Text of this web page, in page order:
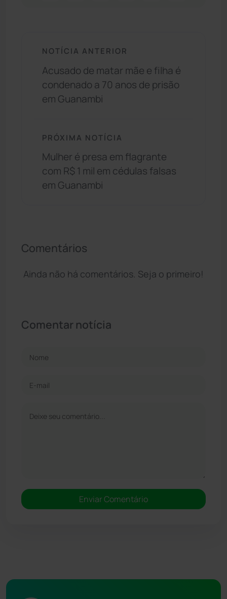
NOTÍCIA ANTERIOR
Acusado de matar mãe e filha é
condenado a 70 anos de prisão
em Guanambi
PRÓXIMA NOTÍCIA
Mulher é presa em flagrante
com R$ 1 mil em cédulas falsas
em Guanambi
Comentários
Ainda não há comentários. Seja o primeiro!
Comentar notícia